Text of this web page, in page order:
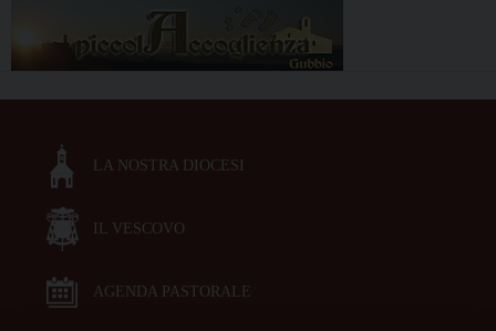
LA NOSTRA DIOCESI
IL VESCOVO
AGENDA PASTORALE